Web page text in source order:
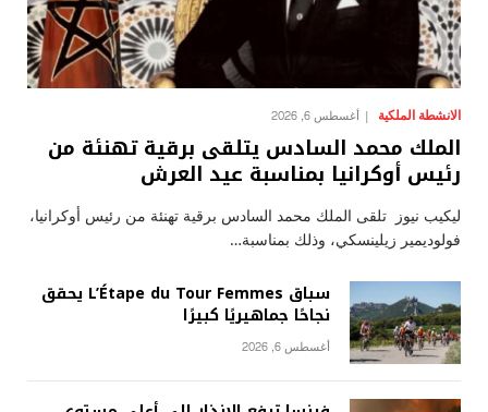
الانشطة الملكية أغسطس 6, 2026
الملك محمد السادس يتلقى برقية تهنئة من
رئيس أوكرانيا بمناسبة عيد العرش
ليكيب نيوز تلقى الملك محمد السادس برقية تهنئة من رئيس أوكرانيا،
فولوديمير زيلينسكي، وذلك بمناسبة…
سباق L’Étape du Tour Femmes يحقق
نجاحًا جماهيريًا كبيرًا
أغسطس 6, 2026